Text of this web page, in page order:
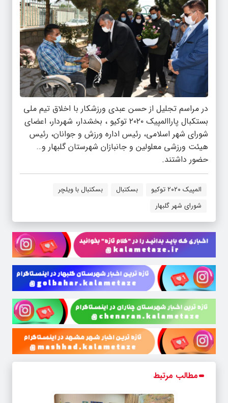
در مراسم تجلیل از حسن عبدی ورزشکار با اخلاق تیم ملی
بستکبال پاراالمپیک ۲۰۲۰ توکیو ، بخشدار، شهردار، اعضای
شورای شهر اسلامی، رئیس اداره ورزش و جوانان، رئیس
هیئت ورزشی معلولین و جانبازان شهرستان گلبهار و…
حضور داشتند.
المپیک ۲۰۲۰ توکیو بسکتبال
بسکتبال با ویلچر
شورای شهر گلبهار
مطالب مرتبط